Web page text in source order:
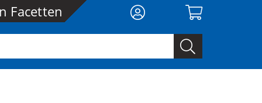
Facetten